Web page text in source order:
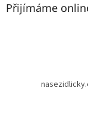
Přijímáme